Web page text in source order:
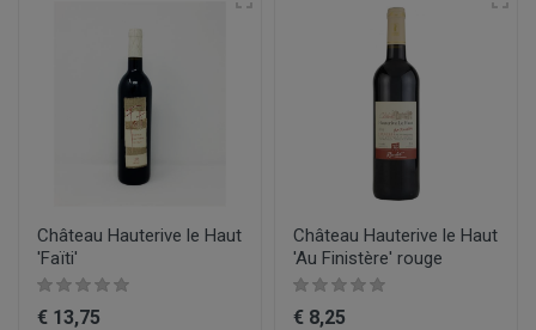
Château Hauterive le Haut
'Faïti'
€ 13,75
Château Hauterive le Haut
'Au Finistère' rouge
€ 8,25